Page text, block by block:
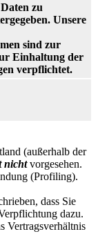
zu
Unsere
sind zur
Einhaltung der
verpflichtet.
(außerhalb der
nichtvorgesehen.
(Profiling).
dass Sie
dazu.
Vertragsverhältnis